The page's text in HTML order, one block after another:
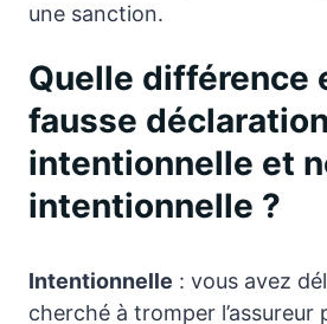
une sanction.
Quelle différence
fausse déclaration
intentionnelle et
intentionnelle ?
Intentionnelle : vous avez
cherché à tromper l’assureur